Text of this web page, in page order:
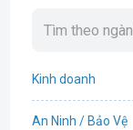
Kinh doanh
An Ninh / Bảo Vệ